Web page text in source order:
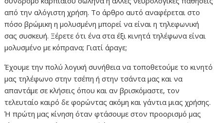
από την αλόγιστη χρήση. Το άρθρο αυτό αναφέρεται στο
πόσο βρώμικη η μολυσμένη μπορεί να είναι η τηλεφωνική
σας συσκευή. Ξέρετε ότι ένα στα έξι κινητά τηλέφωνα είναι
μολυσμένο με κόπρανα; Γιατί άραγε;
Έχουμε την πολύ λογική συνήθεια να τοποθετούμε το κινητό
μας τηλέφωνο στην τσέπη ή στην τσάντα μας και να
απαντάμε σε κλήσεις όπου και αν βρισκόμαστε, τον
τελευταίο καιρό δε φορώντας ακόμη και γάντια μιας χρήσης.
Ή πρώτη μας κίνηση όταν φτάσουμε στον προορισμό μας